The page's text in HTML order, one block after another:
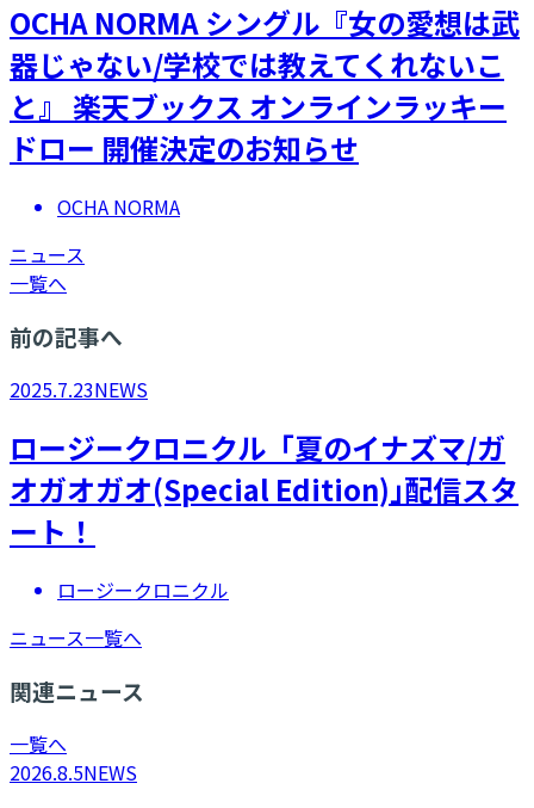
OCHA NORMA シングル『女の愛想は武
器じゃない/学校では教えてくれないこ
と』 楽天ブックス オンラインラッキー
ドロー 開催決定のお知らせ
OCHA NORMA
ニュース
一覧へ
前の記事へ
2025.7.23NEWS
ロージークロニクル「夏のイナズマ/ガ
オガオガオ(Special Edition)｣配信スタ
ート！
ロージークロニクル
ニュース一覧へ
関連ニュース
一覧へ
2026.8.5NEWS